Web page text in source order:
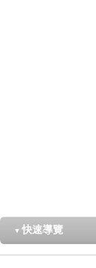
▼ 快速導覽